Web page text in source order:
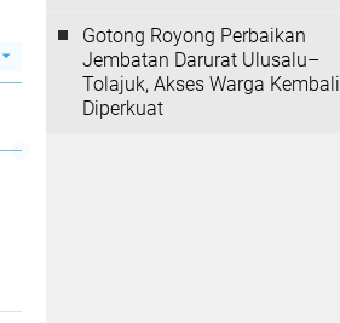
Gotong Royong Perbaikan
Jembatan Darurat Ulusalu–
Tolajuk, Akses Warga Kembali
Diperkuat